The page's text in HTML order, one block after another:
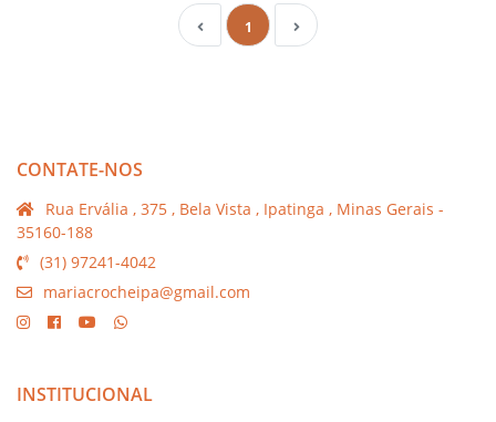
1
CONTATE-NOS
Rua Ervália , 375 , Bela Vista , Ipatinga , Minas Gerais -
35160-188
(31) 97241-4042
mariacrocheipa@gmail.com
INSTITUCIONAL